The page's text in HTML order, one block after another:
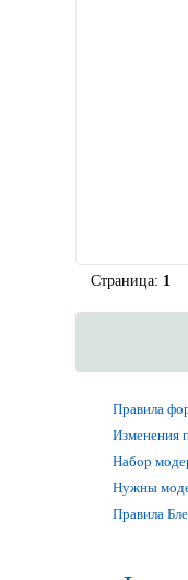
Страница: 1
Правила
Изменения
Набор
Нужны
Правила